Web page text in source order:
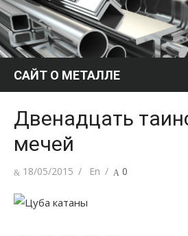
Перейти
к
содержимому
САЙТ О МЕТАЛЛЕ
Двенадцать
мечей
Опубликовано
18/05/2015 Автор
En 0